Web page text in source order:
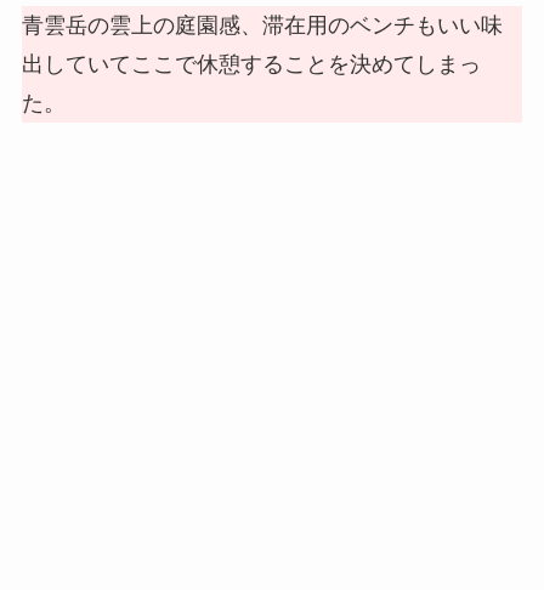
青雲岳の雲上の庭園感、滞在用のベンチもいい味
出していてここで休憩することを決めてしまっ
た。